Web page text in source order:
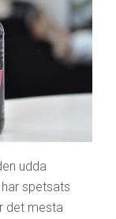
udda
spetsats
det mesta